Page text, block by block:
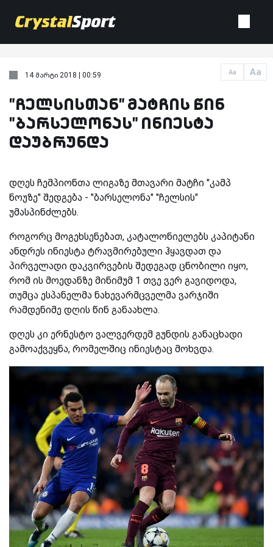
Aa Aa
14 მარტი 2018 | 00:59
"ჩელსისთან" მატჩის წინ
"ბარსელონას" ინიესტა
დაუბრუნდა
დღეს ჩემპიონთა ლიგაზე მთავარი მატჩი "კამპ
ნოუზე" შედგება - "ბარსელონა" "ჩელსის"
უმასპინძლებს.
როგორც მოგეხსენებათ, კატალონიელებს კაპიტანი
ანდრეს ინიესტა ტრავმირებული ჰყავდათ და
პირველადი დაკვირვების შედეგად ცნობილი იყო,
რომ ის მოედანზე მინიმუმ 1 თვე ვერ გავიდოდა,
თუმცა ესპანელმა ნახევარმცველმა ვარჯიში
რამდენიმე დღის წინ განაახლა.
დღეს კი ერნესტო ვალვერდემ გუნდის განაცხადი
გამოაქვეყნა, რომელშიც ინიესტაც მოხვდა.